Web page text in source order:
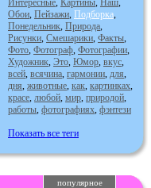
Интересные, Картины, Наш,
Обои, Пейзажи, Подборка,
Понедельник, Природа,
Рисунки, Смешарики, Факты,
Фото, Фотограф, Фотографии,
Художник, Это, Юмор, вкус,
всей, всячина, гармонии, для,
дня, животные, как, картинках,
красе, любой, мир, природой,
работы, фотографиях, фэнтези
Показать все теги
популярное